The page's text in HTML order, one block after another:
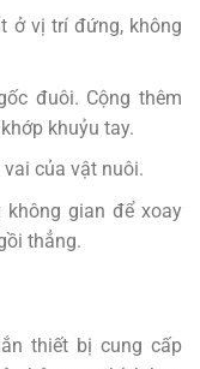
ở vị trí đứng, không
đuôi. Cộng thêm
khuỷu tay.
của vật nuôi.
gian để xoay
thẳng.
thiết bị cung cấp